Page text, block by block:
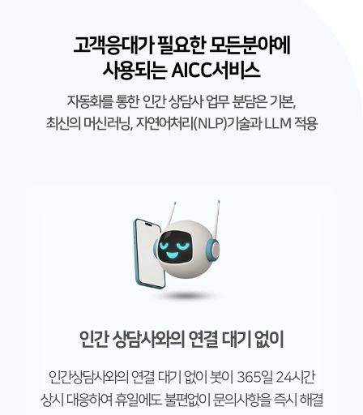
고객응대가 필요한 모든분야에
사용되는 AICC서비스
자동화를 통한 인간 상담사 업무 분담은 기본,
최신의 머신러닝, 자연어처리(NLP)기술과 LLM 적용
인간 상담사와의 연결 대기 없이
인간상담사와의 연결 대기 없이 봇이 365일 24시간
상시 대응하여 휴일에도 불편없이 문의사항을 즉시 해결